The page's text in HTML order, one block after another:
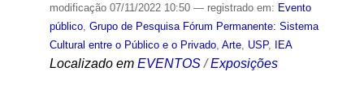
modificação07/11/2022 10:50 — registrado em: Evento
público, Grupo de Pesquisa Fórum Permanente: Sistema
Cultural entre o Público e o Privado, Arte, USP, IEA
Localizado em EVENTOS /Exposições